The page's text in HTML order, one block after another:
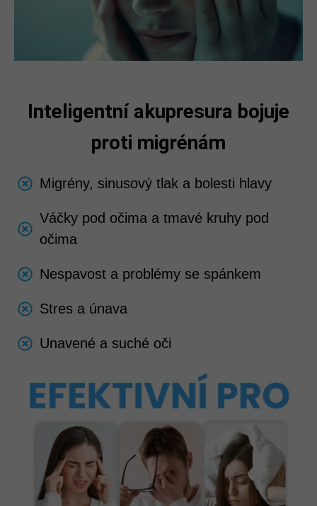
Inteligentní akupresura bojuje
proti migrénám
Migrény, sinusový tlak a bolesti hlavy
Váčky pod očima a tmavé kruhy pod
očima
Nespavost a problémy se spánkem
Stres a únava
Unavené a suché oči